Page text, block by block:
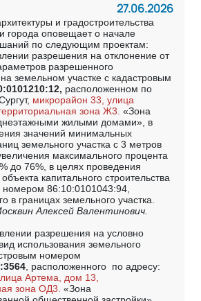
27.06.2026
и градостроительства
города оповещает о начале
по следующим проектам:
разрешения на отклонение от
разрешенного
на земельном участке с кадастровым
расположенном по
микрорайон 33, улица
зона Ж3. «Зона
жилыми домами», в
значений минимальных
земельного участка с 3 метров
максимального процента
до 76%, в целях проведения
капитального строительства
номером 86:10:0101043:94,
в границах земельного участка.
Алексей Валентинович.
разрешения на условно
использования земельного
номером
, расположенного по адресу:
Артема, дом 13,
зона ОД3. «Зона